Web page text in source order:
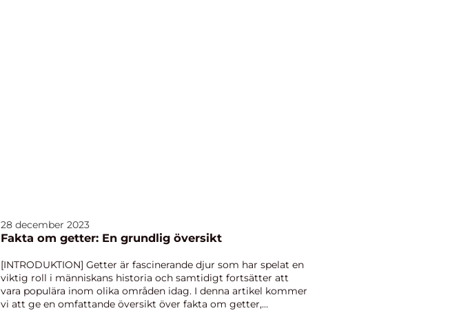
28 december 2023
Fakta om getter: En grundlig översikt
[INTRODUKTION] Getter är fascinerande djur som har spelat en
viktig roll i människans historia och samtidigt fortsätter att
vara populära inom olika områden idag. I denna artikel kommer
vi att ge en omfattande översikt över fakta om getter,